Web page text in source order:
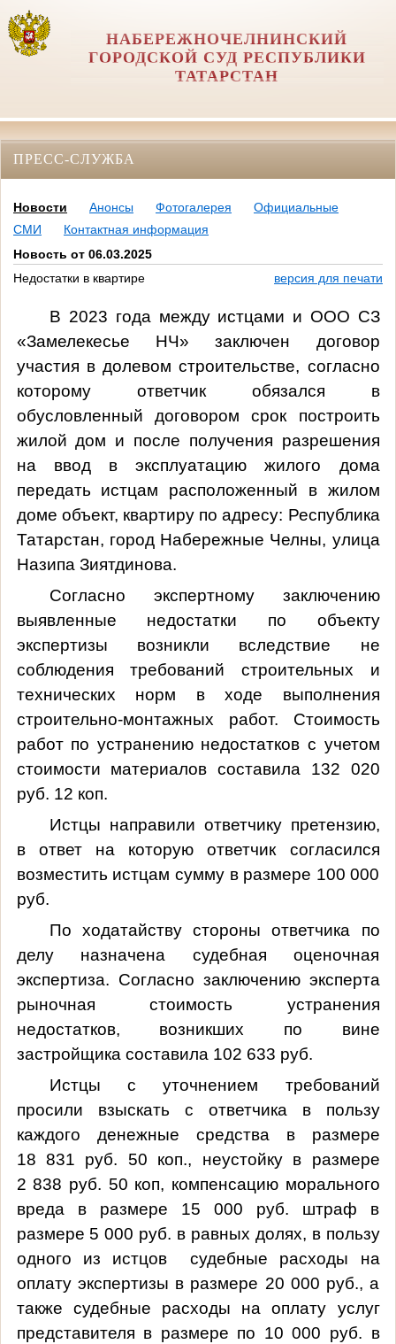
НАБЕРЕЖНОЧЕЛНИНСКИЙ
ГОРОДСКОЙ СУД РЕСПУБЛИКИ
ТАТАРСТАН
ПРЕСС-СЛУЖБА
Новости Анонсы Фотогалерея
Официальные
СМИ
Контактная информация
Новость от 06.03.2025
Недостатки в квартире
версия для печати
В 2023 года между истцами и ООО СЗ
«Замелекесье НЧ» заключен договор
участия в долевом строительстве, согласно
которому ответчик обязался в
обусловленный договором срок построить
жилой дом и после получения разрешения
на ввод в эксплуатацию жилого дома
передать истцам расположенный в жилом
доме объект, квартиру по адресу: Республика
Татарстан, город Набережные Челны, улица
Назипа Зиятдинова.
Согласно экспертному заключению
выявленные недостатки по объекту
экспертизы возникли вследствие не
соблюдения требований строительных и
технических норм в ходе выполнения
строительно-монтажных работ. Стоимость
работ по устранению недостатков с учетом
стоимости материалов составила 132 020
руб. 12 коп.
Истцы направили ответчику претензию,
в ответ на которую ответчик согласился
возместить истцам сумму в размере 100 000
руб.
По ходатайству стороны ответчика по
делу назначена судебная оценочная
экспертиза. Согласно заключению эксперта
рыночная стоимость устранения
недостатков, возникших по вине
застройщика составила 102 633 руб.
Истцы с уточнением требований
просили взыскать с ответчика в пользу
каждого денежные средства в размере
18 831 руб. 50 коп., неустойку в размере
2 838 руб. 50 коп, компенсацию морального
вреда в размере 15 000 руб. штраф в
размере 5 000 руб. в равных долях, в пользу
одного из истцов судебные расходы на
оплату экспертизы в размере 20 000 руб., а
также судебные расходы на оплату услуг
представителя в размере по 10 000 руб. в